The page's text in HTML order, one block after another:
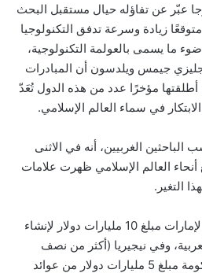
عبّر عن تفاؤله حيال مستقبل البحث
زيادة وسرعة تدفق التكنولوجيا
ما يسمى بالعولمة التكنولوجية،
جيمس ويلدسون أن المبادرات
مؤخرًا عدد من هذه الدول تُعَدّ
في سماء العالم الإسلامي.
الغربيين، أنه في الاثنى
العالم الإسلامي ظهرت علامات
التغير.
ففي مايو الماضي، خصصت الإمارات مبلغ 10 مليارات دولار لإنشاء
وفي نيجيريا (أكثر من نصف
سكانها مسلمون) ضخت الحكومة مبلغ 5 مليارات دولار من عوائد